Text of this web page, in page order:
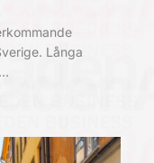
Långa